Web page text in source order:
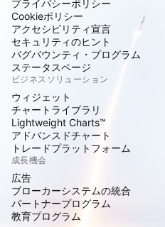
プライバシーポリシー
Cookieポリシー
アクセシビリティ宣言
セキュリティのヒント
バグバウンティ・プログラム
ステータスページ
ビジネスソリューション
ウィジェット
チャートライブラリ
Lightweight Charts™
アドバンスドチャート
トレードプラットフォーム
成長機会
広告
ブローカーシステムの統合
パートナープログラム
教育プログラム